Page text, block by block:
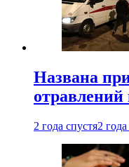
Названа
2 года спустя2